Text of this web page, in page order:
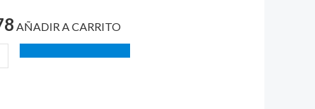
AÑADIR A CARRITO